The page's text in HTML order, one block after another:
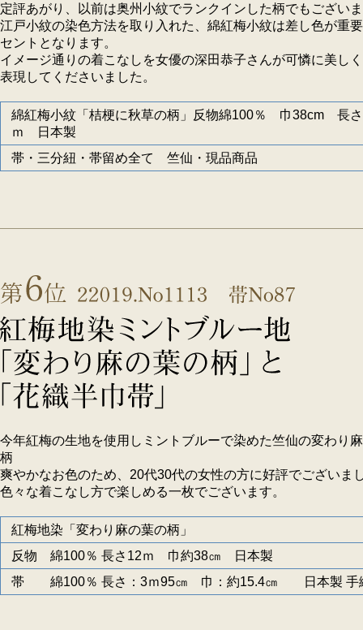
定評あがり、以前は奥州小紋でランクインした柄でもござい
江戸小紋の染色方法を取り入れた、綿紅梅小紋は差し色が重
セントとなります。
イメージ通りの着こなしを女優の深田恭子さんが可憐に美し
表現してくださいました。
綿紅梅小紋「桔梗に秋草の柄」反物綿100％ 巾38cm 長
ｍ 日本製
帯・三分紐・帯留め全て 竺仙・現品商品
今年紅梅の生地を使用しミントブルーで染めた竺仙の変わり
柄
爽やかなお色のため、20代30代の女性の方に好評でございま
色々な着こなし方で楽しめる一枚でございます。
紅梅地染「変わり麻の葉の柄」
反物 綿100％ 長さ12ｍ 巾約38㎝ 日本製
帯 綿100％ 長さ：3ｍ95㎝ 巾：約15.4㎝ 日本製 手